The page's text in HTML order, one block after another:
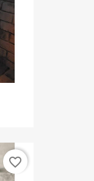
favorite_border